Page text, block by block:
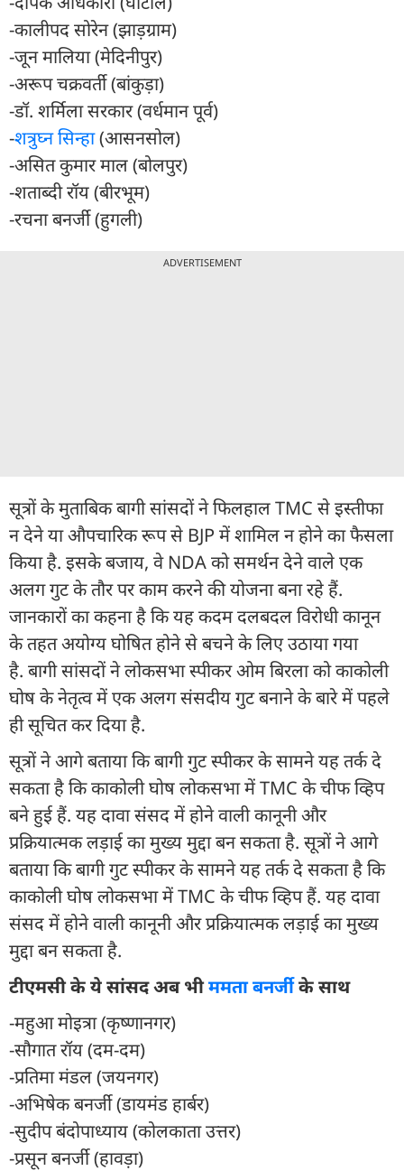
-कालीपद सोरेन (झाड़ग्राम)
-जून मालिया (मेदिनीपुर)
-अरूप चक्रवर्ती (बांकुड़ा)
-डॉ. शर्मिला सरकार (वर्धमान पूर्व)
-शत्रुघ्न सिन्हा(आसनसोल)
-असित कुमार माल (बोलपुर)
-शताब्दी रॉय (बीरभूम)
-रचना बनर्जी (हुगली)
ADVERTISEMENT
सूत्रों के मुताबिक बागी सांसदों ने फिलहाल TMC से इस्तीफा
न देने या औपचारिक रूप से BJP में शामिल न होने का फैसला
किया है. इसके बजाय, वे NDA को समर्थन देने वाले एक
अलग गुट के तौर पर काम करने की योजना बना रहे हैं.
जानकारों का कहना है कि यह कदम दलबदल विरोधी कानून
के तहत अयोग्य घोषित होने से बचने के लिए उठाया गया
है. बागी सांसदों ने लोकसभा स्पीकर ओम बिरला को काकोली
घोष के नेतृत्व में एक अलग संसदीय गुट बनाने के बारे में पहले
ही सूचित कर दिया है.
सूत्रों ने आगे बताया कि बागी गुट स्पीकर के सामने यह तर्क दे
सकता है कि काकोली घोष लोकसभा में TMC के चीफ व्हिप
बने हुई हैं. यह दावा संसद में होने वाली कानूनी और
प्रक्रियात्मक लड़ाई का मुख्य मुद्दा बन सकता है. सूत्रों ने आगे
बताया कि बागी गुट स्पीकर के सामने यह तर्क दे सकता है कि
काकोली घोष लोकसभा में TMC के चीफ व्हिप हैं. यह दावा
संसद में होने वाली कानूनी और प्रक्रियात्मक लड़ाई का मुख्य
मुद्दा बन सकता है.
टीएमसी के ये सांसद अब भीममता बनर्जीके साथ
-महुआ मोइत्रा (कृष्णानगर)
-सौगात रॉय (दम-दम)
-प्रतिमा मंडल (जयनगर)
-अभिषेक बनर्जी (डायमंड हार्बर)
-सुदीप बंदोपाध्याय (कोलकाता उत्तर)
-प्रसून बनर्जी (हावड़ा)